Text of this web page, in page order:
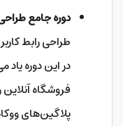
دوره جامع
در این دوره
فروشگاه آنلاین
پلاگین‌های